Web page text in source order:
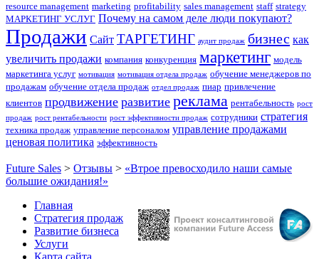
resource management marketing profitability sales management staff strategy
МАРКЕТИНГ УСЛУГ Почему на самом деле люди покупают?
Продажи Сайт ТАРГЕТИНГ аудит продаж бизнес как
увеличить продажи компания конкуренция маркетинг модель
маркетинга услуг мотивация мотивация отдела продаж обучение менеджеров по
продажам обучение отдела продаж отдел продаж пиар привлечение
клиентов продвижение развитие реклама рентабельность рост
продаж рост рентабельности рост эффективности продаж сотрудники стратегия
техника продаж управление персоналом управление продажами
ценовая политика эффективность
Future Sales > Отзывы > «Втрое превосходило наши самые
большие ожидания!»
Главная
Стратегия продаж
Развитие бизнеса
Услуги
Карта сайта